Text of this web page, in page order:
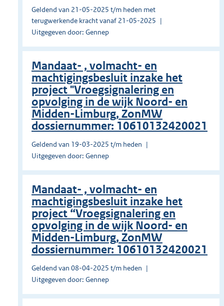
Geldend van 21-05-2025 t/m heden met
terugwerkende kracht vanaf 21-05-2025
Uitgegeven door: Gennep
Mandaat- , volmacht- en
machtigingsbesluit inzake het
project "Vroegsignalering en
opvolging in de wijk Noord- en
Midden-Limburg, ZonMW
dossiernummer: 10610132420021
Geldend van 19-03-2025 t/m heden
Uitgegeven door: Gennep
Mandaat- , volmacht- en
machtigingsbesluit inzake het
project “Vroegsignalering en
opvolging in de wijk Noord- en
Midden-Limburg, ZonMW
dossiernummer: 10610132420021
Geldend van 08-04-2025 t/m heden
Uitgegeven door: Gennep